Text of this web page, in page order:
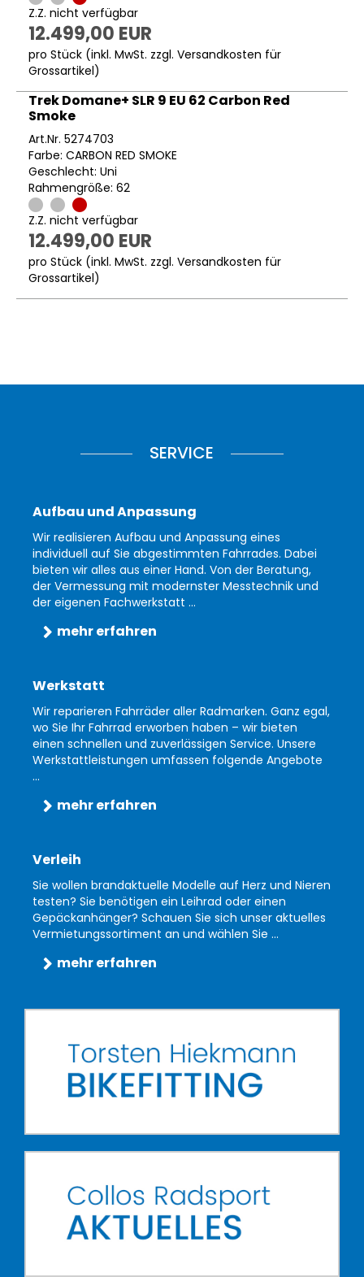
Z.Z. nicht verfügbar
12.499,00 EUR
pro Stück (inkl. MwSt. zzgl. Versandkosten für
Grossartikel)
Trek Domane+ SLR 9 EU 62 Carbon Red
Smoke
Art.Nr. 5274703
Farbe: CARBON RED SMOKE
Geschlecht: Uni
Rahmengröße: 62
Z.Z. nicht verfügbar
12.499,00 EUR
pro Stück (inkl. MwSt. zzgl. Versandkosten für
Grossartikel)
SERVICE
Aufbau und Anpassung
Wir realisieren Aufbau und Anpassung eines
individuell auf Sie abgestimmten Fahrrades. Dabei
bieten wir alles aus einer Hand. Von der Beratung,
der Vermessung mit modernster Messtechnik und
der eigenen Fachwerkstatt ...
mehr erfahren
Werkstatt
Wir reparieren Fahrräder aller Radmarken. Ganz egal,
wo Sie Ihr Fahrrad erworben haben – wir bieten
einen schnellen und zuverlässigen Service. Unsere
Werkstattleistungen umfassen folgende Angebote
...
mehr erfahren
Verleih
Sie wollen brandaktuelle Modelle auf Herz und Nieren
testen? Sie benötigen ein Leihrad oder einen
Gepäckanhänger? Schauen Sie sich unser aktuelles
Vermietungssortiment an und wählen Sie ...
mehr erfahren